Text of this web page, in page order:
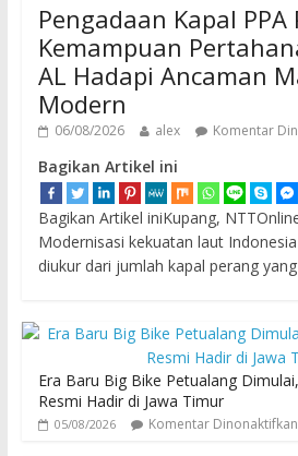
Pengadaan Kapal
Kemampuan
AL Hadapi Ancaman
Modern
06/08/2026 alex Komentar
Bagikan Artikel ini
Bagikan Artikel iniKupang,
Modernisasi kekuatan laut
diukur dari jumlah kapal perang
Era Baru Big Bike Petualang
Resmi Hadir di Jawa Timur
05/08/2026 Komentar Dinonaktifkan